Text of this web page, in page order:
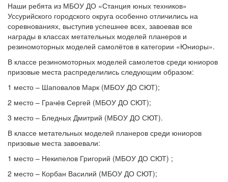
Наши ребята из МБОУ ДО «Станция юных техников»
Уссурийского городского округа особенно отличились на
соревнованиях, выступив успешнее всех, завоевав все
награды в классах метательных моделей планеров и
резиномоторных моделей самолётов в категории «Юниоры».
В классе резиномоторных моделей самолетов среди юниоров
призовые места распределились следующим образом:
1 место – Шаповалов Марк (МБОУ ДО СЮТ);
2 место – Грачёв Сергей (МБОУ ДО СЮТ);
3 место – Бледных Дмитрий (МБОУ ДО СЮТ).
В классе метательных моделей планеров среди юниоров
призовые места завоевали:
1 место – Некипелов Григорий (МБОУ ДО СЮТ) ;
2 место – Корбан Василий (МБОУ ДО СЮТ);